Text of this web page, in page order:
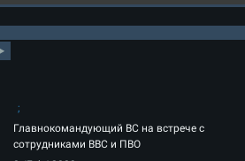
Главнокомандующий ВС на встрече с
сотрудниками ВВС и ПВО